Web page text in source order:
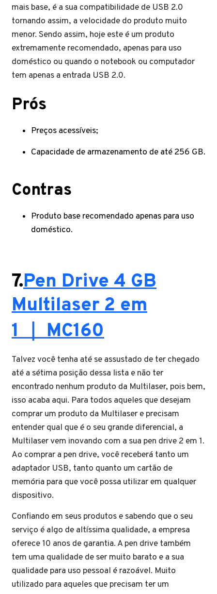
mais base, é a sua compatibilidade de USB 2.0
tornando assim, a velocidade do produto muito
menor. Sendo assim, hoje este é um produto
extremamente recomendado, apenas para uso
doméstico ou quando o notebook ou computador
tem apenas a entrada USB 2.0.
Prós
Preços acessíveis;
Capacidade de armazenamento de até 256 GB.
Contras
Produto base recomendado apenas para uso
doméstico.
7.Pen Drive 4 GB
Multilaser 2 em
1 ｜ MC160
Talvez você tenha até se assustado de ter chegado
até a sétima posição dessa lista e não ter
encontrado nenhum produto da Multilaser, pois bem,
isso acaba aqui. Para todos aqueles que desejam
comprar um produto da Multilaser e precisam
entender qual que é o seu grande diferencial, a
Multilaser vem inovando com a sua pen drive 2 em 1.
Ao comprar a pen drive, você receberá tanto um
adaptador USB, tanto quanto um cartão de
memória para que você possa utilizar em qualquer
dispositivo.
Confiando em seus produtos e sabendo que o seu
serviço é algo de altíssima qualidade, a empresa
oferece 10 anos de garantia. A pen drive também
tem uma qualidade de ser muito barato e a sua
qualidade para uso pessoal é razoável. Muito
utilizado para aqueles que precisam ter um